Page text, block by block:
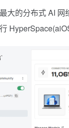
大的分布式 AI